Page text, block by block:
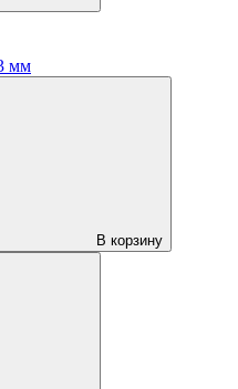
мм
В корзину